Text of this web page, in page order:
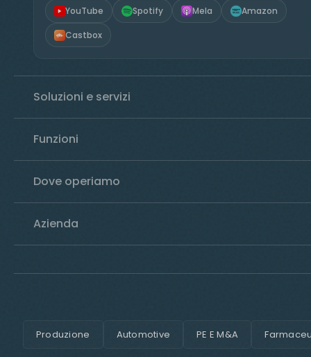
YouTube Spotify Mela Amazon
Castbox
Soluzioni e servizi
Funzioni
Dove operiamo
Azienda
Produzione Automotive PE E M&A